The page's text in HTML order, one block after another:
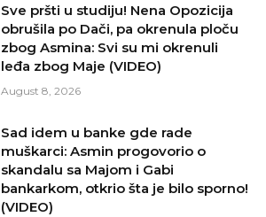
Sve pršti u studiju! Nena Opozicija
obrušila po Dači, pa okrenula ploču
zbog Asmina: Svi su mi okrenuli
leđa zbog Maje (VIDEO)
August 8, 2026
Sad idem u banke gde rade
muškarci: Asmin progovorio o
skandalu sa Majom i Gabi
bankarkom, otkrio šta je bilo sporno!
(VIDEO)